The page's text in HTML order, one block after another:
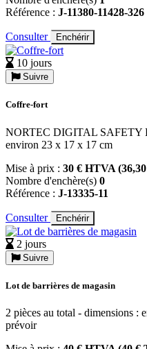
Référence : J-11380-11428-326
Consulter Enchérir
10 jours
Suivre
Coffre-fort
NORTEC DIGITAL SAFETY
environ 23 x 17 x 17 cm
Mise à prix : 30 € HTVA
Nombre d'enchère(s) 0
Référence : J-13335-11
Consulter Enchérir
2 jours
Suivre
Lot de barrières de magasin
2 pièces au total - dimensions :
prévoir